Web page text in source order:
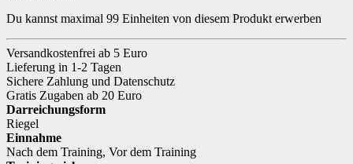
Du kannst maximal 99 Einheiten von diesem Produkt erwerben
Versandkostenfrei ab 5 Euro
Lieferung in 1-2 Tagen
Sichere Zahlung und Datenschutz
Gratis Zugaben ab 20 Euro
Darreichungsform
Riegel
Einnahme
Nach dem Training, Vor dem Training